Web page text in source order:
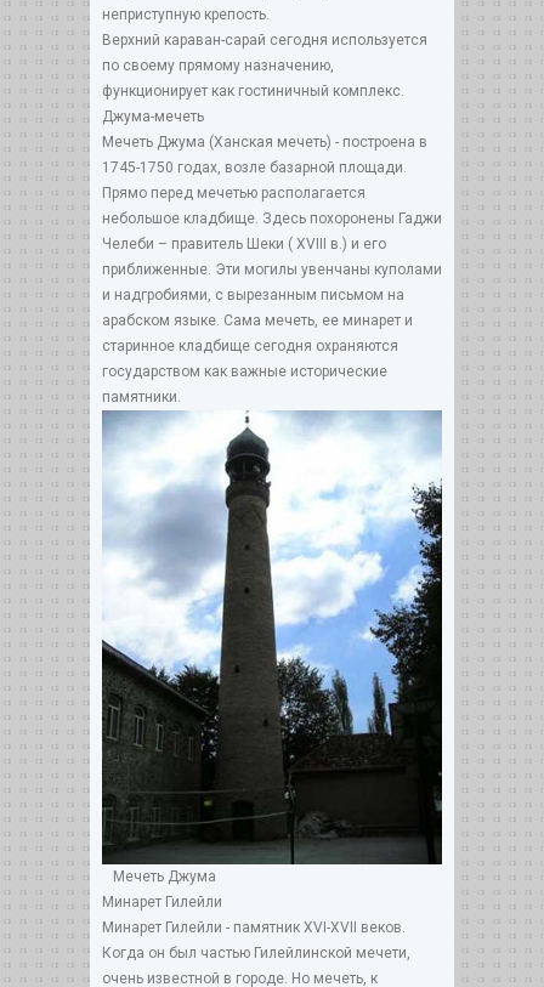
неприступную крепость.
Верхний караван-сарай сегодня используется
по своему прямому назначению,
функционирует как гостиничный комплекс.
Джума-мечеть
Мечеть Джума (Ханская мечеть) - построена в
1745-1750 годах, возле базарной площади.
Прямо перед мечетью располагается
небольшое кладбище. Здесь похоронены Гаджи
Челеби – правитель Шеки ( XVIII в.) и его
приближенные. Эти могилы увенчаны куполами
и надгробиями, с вырезанным письмом на
арабском языке. Сама мечеть, ее минарет и
старинное кладбище сегодня охраняются
государством как важные исторические
памятники.
Мечеть Джума
Минарет Гилейли
Минарет Гилейли - памятник XVI-XVII веков.
Когда он был частью Гилейлинской мечети,
очень известной в городе. Но мечеть, к